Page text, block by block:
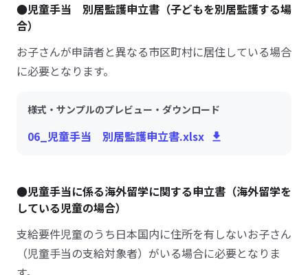
●児童手当 別居監護申立書（子どもを別居監護する場
合）
お子さんが申請者と異なる市区町村に居住している場合
に必要となります。
様式・サンプルのプレビュー・ダウンロード
06_児童手当 別居監護申立書.xlsx
●児童手当に係る海外留学に関する申立書（海外留学を
している児童の場合）
支給要件児童のうち日本国内に住所を有しないお子さん
（児童手当の支給対象者）がいる場合に必要となりま